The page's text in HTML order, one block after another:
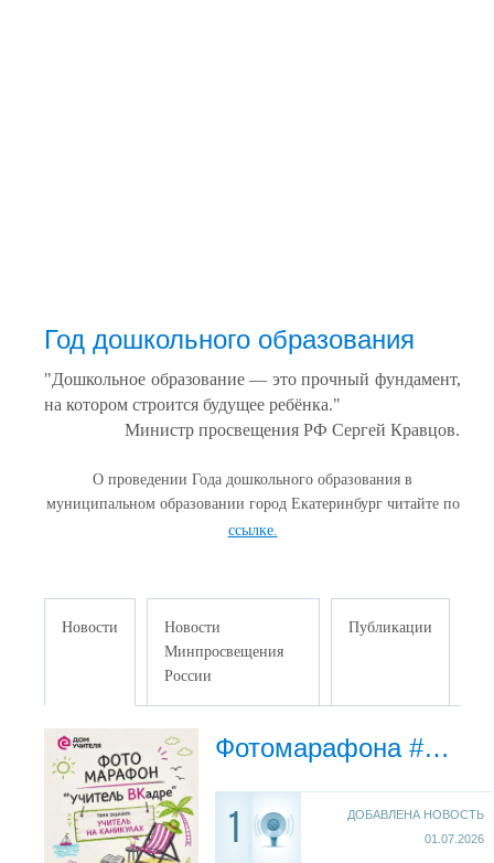
Год дошкольного образования
"Дошкольное образование — это прочный фундамент,
на котором строится будущее ребёнка."
Министр просвещения РФ Сергей Кравцов.
О проведении Года дошкольного образования в
муниципальном образовании город Екатеринбург читайте по
ссылке.
Новости
Новости
Минпросвещения
России
Публикации
Фотомарафона #УчительВКадре - вторая рубрика уже в ВК
1
ДОБАВЛЕНА НОВОСТЬ
01.07.2026